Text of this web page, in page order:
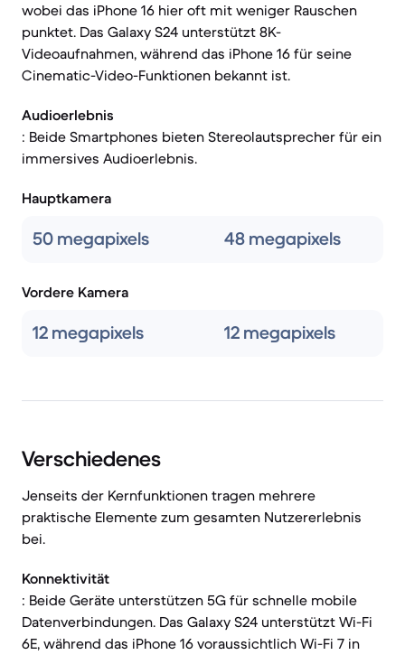
wobei das iPhone 16 hier oft mit weniger Rauschen
punktet. Das Galaxy S24 unterstützt 8K-
Videoaufnahmen, während das iPhone 16 für seine
Cinematic-Video-Funktionen bekannt ist.
Audioerlebnis
: Beide Smartphones bieten Stereolautsprecher für ein
immersives Audioerlebnis.
Hauptkamera
50 megapixels 48 megapixels
Vordere Kamera
12 megapixels 12 megapixels
Verschiedenes
Jenseits der Kernfunktionen tragen mehrere
praktische Elemente zum gesamten Nutzererlebnis
bei.
Konnektivität
: Beide Geräte unterstützen 5G für schnelle mobile
Datenverbindungen. Das Galaxy S24 unterstützt Wi-Fi
6E, während das iPhone 16 voraussichtlich Wi-Fi 7 in